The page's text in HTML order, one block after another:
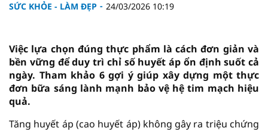
SỨC KHỎE - LÀM ĐẸP 24/03/2026 10:19
Việc lựa chọn đúng thực phẩm là cách đơn giản và
bền vững để duy trì chỉ số huyết áp ổn định suốt cả
ngày. Tham khảo 6 gợi ý giúp xây dựng một thực
đơn bữa sáng lành mạnh bảo vệ hệ tim mạch hiệu
quả.
Tăng huyết áp (cao huyết áp) không gây ra triệu chứng